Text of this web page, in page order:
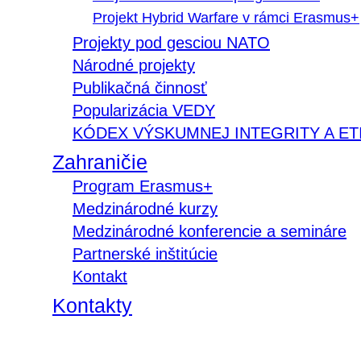
Projekt Hybrid Warfare v rámci Erasmus+
Projekty pod gesciou NATO
Národné projekty
Publikačná činnosť
Popularizácia VEDY
KÓDEX VÝSKUMNEJ INTEGRITY A
Zahraničie
Program Erasmus+
Medzinárodné kurzy
Medzinárodné konferencie a semináre
Partnerské inštitúcie
Kontakt
Kontakty